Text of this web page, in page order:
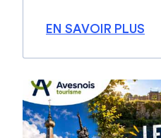
EN SAVOIR PLUS